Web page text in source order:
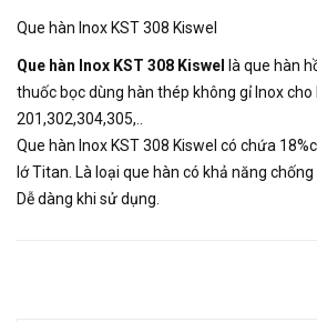
Que hàn Inox KST 308 Kiswel
Que hàn Inox KST 308 Kiswel
là que hàn
thuốc bọc dùng hàn thép không gỉ Inox
201,302,304,305,..
Que hàn Inox KST 308 Kiswel có chứa
lớ Titan. Là loại que hàn có khả năng
Dễ dàng khi sử dụng.